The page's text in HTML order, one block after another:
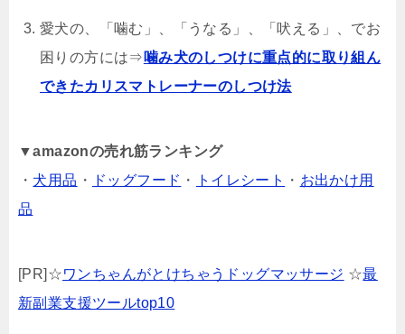
愛犬の、「噛む」、「うなる」、「吠える」、でお
困りの方には⇒ 噛み犬のしつけに重点的に取り組ん
できたカリスマトレーナーのしつけ法
▼amazonの売れ筋ランキング
・ 犬用品 ・ ドッグフード ・ トイレシート ・ お出かけ用
品
[PR]☆ワンちゃんがとけちゃうドッグマッサージ ☆最
新副業支援ツールtop10